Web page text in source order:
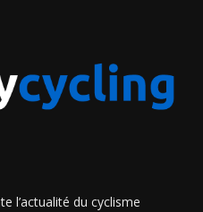
l’actualité du cyclisme